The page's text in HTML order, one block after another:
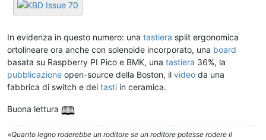
In evidenza in questo numero: una tastiera split ergonomica
ortolineare ora anche con solenoide incorporato, una board
basata su Raspberry PI Pico e BMK, una tastiera 36%, la
pubblicazione open-source della Boston, il video da una
fabbrica di switch e dei tasti in ceramica.
Buona lettura
«Quanto legno roderebbe un roditore se un roditore potesse rodere il